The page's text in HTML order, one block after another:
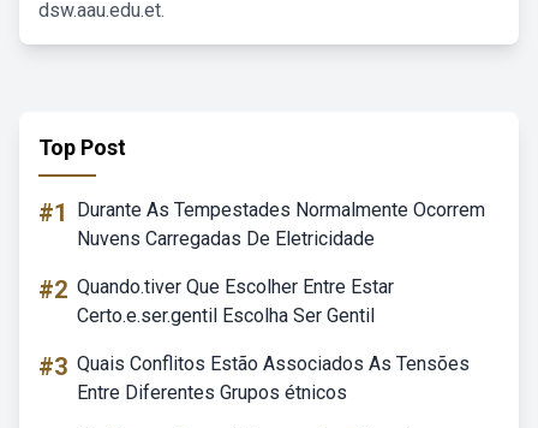
dsw.aau.edu.et.
Top Post
#1
Durante As Tempestades Normalmente Ocorrem
Nuvens Carregadas De Eletricidade
#2 Quando.tiver Que Escolher Entre Estar
Certo.e.ser.gentil Escolha Ser Gentil
#3 Quais Conflitos Estão Associados As Tensões
Entre Diferentes Grupos étnicos